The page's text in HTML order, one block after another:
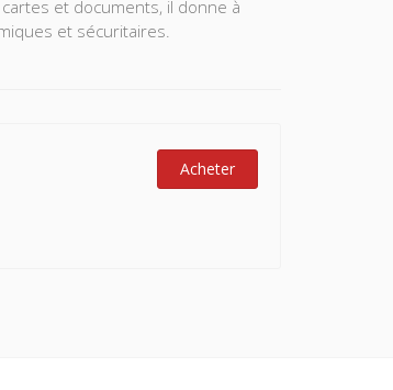
et documents, il donne à
et sécuritaires.
Acheter